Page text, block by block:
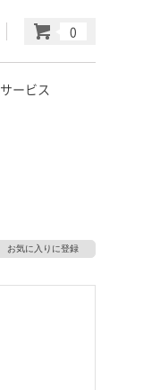
ービス
お気に入りに登録